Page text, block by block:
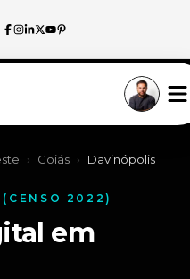
› Goiás › Davinópolis
2022)
em